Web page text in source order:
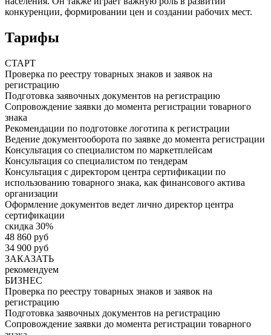
конкуренции, формировании цен и создании рабочих мест.
Тарифы
СТАРТ
Проверка по реестру товарных знаков и заявок на
регистрацию
Подготовка заявочных документов на регистрацию
Сопровождение заявки до момента регистрации товарного
знака
Рекомендации по подготовке логотипа к регистрации
Ведение документооборота по заявке до момента регистрации
Консультация со специалистом по маркетплейсам
Консультация со специалистом по тендерам
Консультация с директором центра сертификации по
использованию товарного знака, как финансового актива
организации
Оформление документов ведет лично директор центра
сертификации
скидка 30%
48 860 руб
34 900 руб
ЗАКАЗАТЬ
рекомендуем
БИЗНЕС
Проверка по реестру товарных знаков и заявок на
регистрацию
Подготовка заявочных документов на регистрацию
Сопровождение заявки до момента регистрации товарного